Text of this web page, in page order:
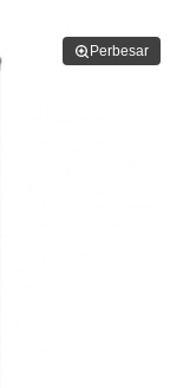
Perbesar